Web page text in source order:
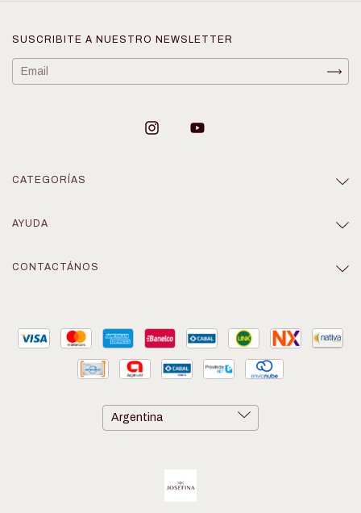
SUSCRIBITE A NUESTRO NEWSLETTER
CATEGORÍAS
AYUDA
CONTACTÁNOS